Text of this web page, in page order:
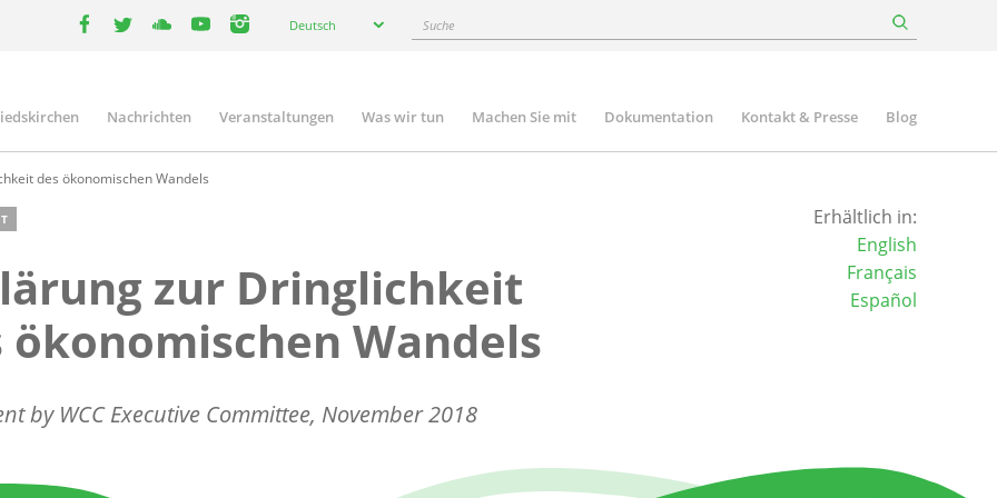
Deutsch Suche
Nachrichten Veranstaltungen Was wir tun Machen Sie mit Dokumentation Kontakt & Presse Blog
des ökonomischen Wandels
zur Dringlichkeit
ökonomischen Wandels
by WCC Executive Committee, November 2018
Erhältlich in:
English
Français
Español